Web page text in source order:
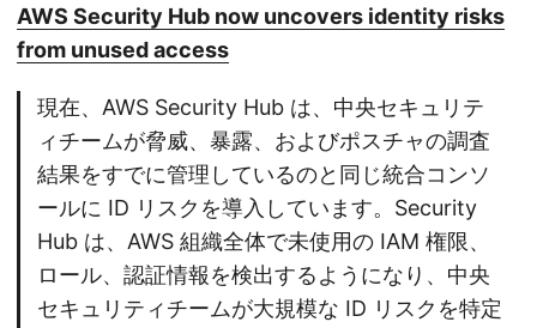
AWS Security Hub now uncovers identity risks
from unused access
現在、AWS Security Hub は、中央セキュリテ
ィチームが脅威、暴露、およびポスチャの調査
結果をすでに管理しているのと同じ統合コンソ
ールに ID リスクを導入しています。Security
Hub は、AWS 組織全体で未使用の IAM 権限、
ロール、認証情報を検出するようになり、中央
セキュリティチームが大規模な ID リスクを特定